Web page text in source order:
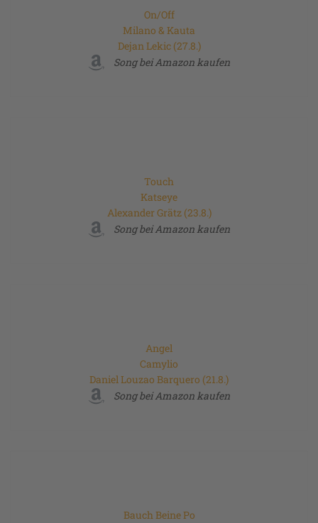
On/Off
Milano & Kauta
Dejan Lekic (27.8.)
Song bei Amazon kaufen
Touch
Katseye
Alexander Grätz (23.8.)
Song bei Amazon kaufen
Angel
Camylio
Daniel Louzao Barquero (21.8.)
Song bei Amazon kaufen
Bauch Beine Po